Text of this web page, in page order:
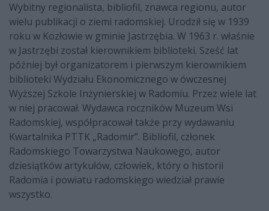
Wybitny regionalista, bibliofil, znawca regionu, autor
wielu publikacji o ziemi radomskiej. Urodził się w 1939
roku w Kozłowie w gminie Jastrzębia. W 1963 r. właśnie
w Jastrzębi został kierownikiem biblioteki. Sześć lat
później był organizatorem i pierwszym kierownikiem
biblioteki Wydziału Ekonomicznego w ówczesnej
Wyższej Szkole Inżynierskiej w Radomiu. Przez wiele lat
w niej pracował. Wydawca roczników Muzeum Wsi
Radomskiej, współpracował także przy wydawaniu
Kwartalnika PTTK „Radomir”. Bibliofil, członek
Radomskiego Towarzystwa Naukowego, autor
dziesiątków artykułów, człowiek, który o historii
Radomia i powiatu radomskiego wiedział prawie
wszystko.